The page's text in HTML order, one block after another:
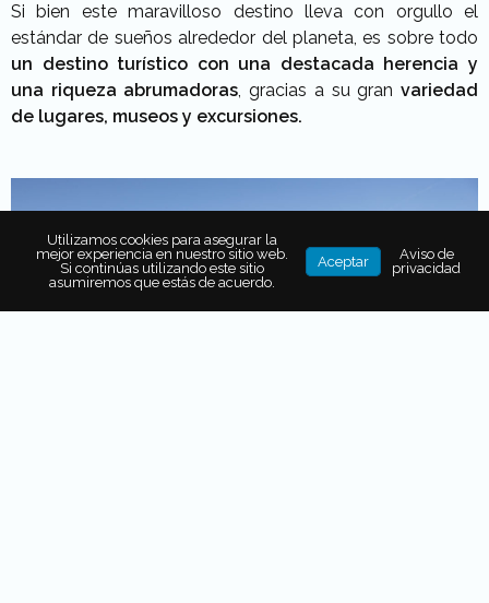
Si bien este maravilloso destino lleva con orgullo el
estándar de sueños alrededor del planeta, es sobre todo
un destino turístico con una destacada herencia y
una riqueza abrumadoras, gracias a su granvariedad
de lugares, museos y excursiones.
Utilizamos cookies para asegurar la
mejor experiencia en nuestro sitio web.
Si continúas utilizando este sitio
asumiremos que estás de acuerdo.
Aceptar
Aviso de
privacidad